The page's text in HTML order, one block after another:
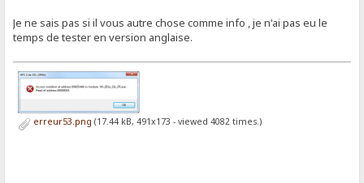
Je ne sais pas si il vous autre chose comme info , je n'ai pas eu le
temps de tester en version anglaise.
erreur53.png (17.44 kB, 491x173 - viewed 4082 times.)